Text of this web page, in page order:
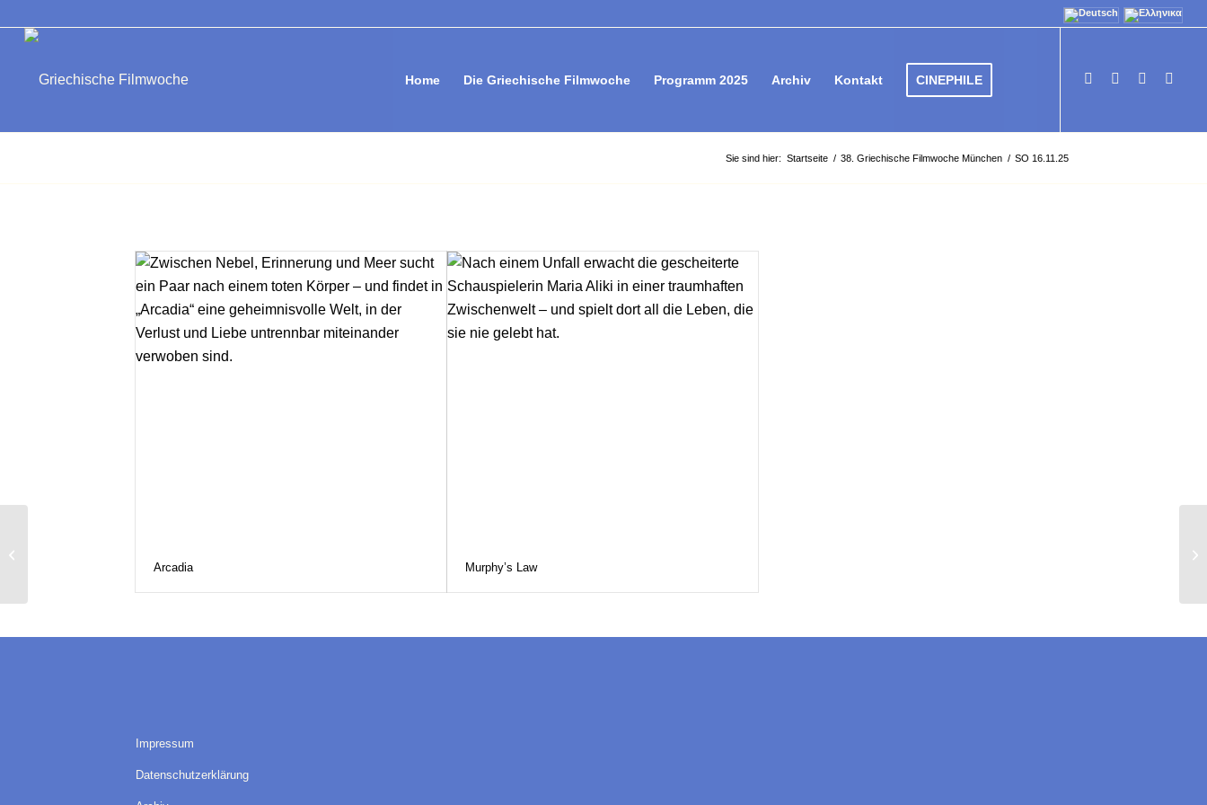
Home Die Griechische Filmwoche Programm 2025 Archiv Kontakt CINEPHILE
Sie sind hier: Startseite / 38. Griechische Filmwoche München / SO 16.11.25
Arcadia Murphy’s Law
Impressum
Datenschutzerklärung